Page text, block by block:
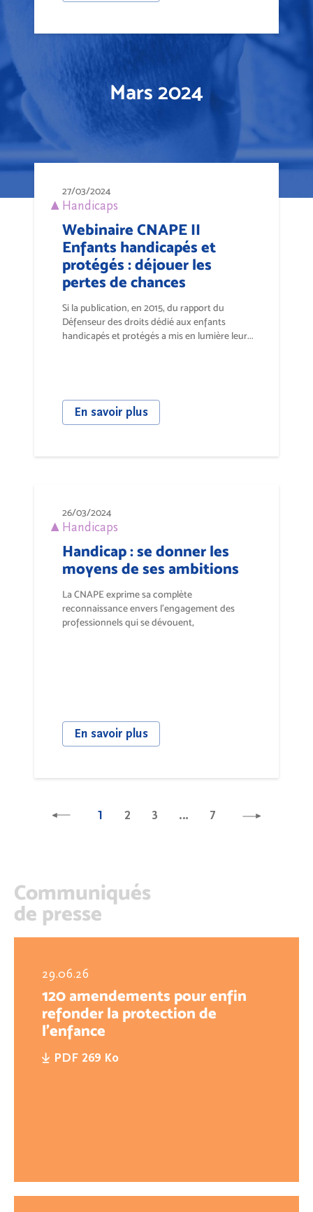
Mars 2024
27/03/2024
Handicaps
Webinaire CNAPE II
Enfants handicapés et
protégés : déjouer les
pertes de chances
Si la publication, en 2015, du rapport du
Défenseur des droits dédié aux enfants
handicapés et protégés a mis en lumière leur...
En savoir plus
26/03/2024
Handicaps
Handicap : se donner les
moyens de ses ambitions
La CNAPE exprime sa complète
reconnaissance envers l’engagement des
professionnels qui se dévouent,
En savoir plus
1 2 3 … 7
Communiqués
de presse
29.06.26
120 amendements pour enfin
refonder la protection de
l'enfance
PDF 269 Ko